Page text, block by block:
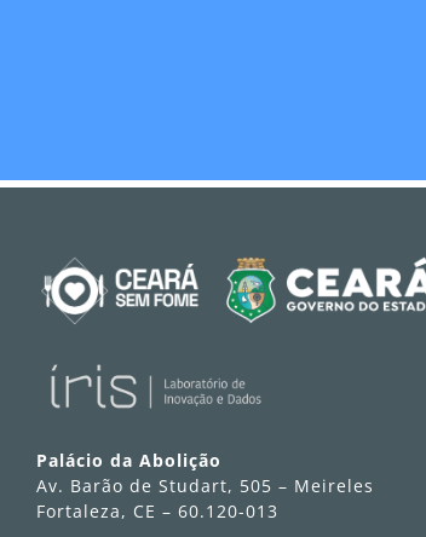
Palácio da Abolição
Av. Barão de Studart, 505 – Meireles
Fortaleza, CE – 60.120-013